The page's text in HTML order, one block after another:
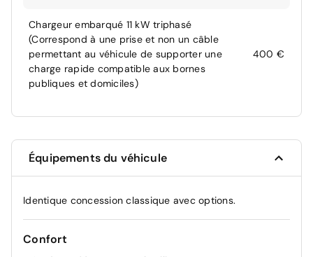
Chargeur embarqué 11 kW triphasé
(Correspond à une prise et non un câble
permettant au véhicule de supporter une
charge rapide compatible aux bornes
publiques et domiciles)
400 €
Équipements du véhicule
Identique concession classique avec options.
Confort